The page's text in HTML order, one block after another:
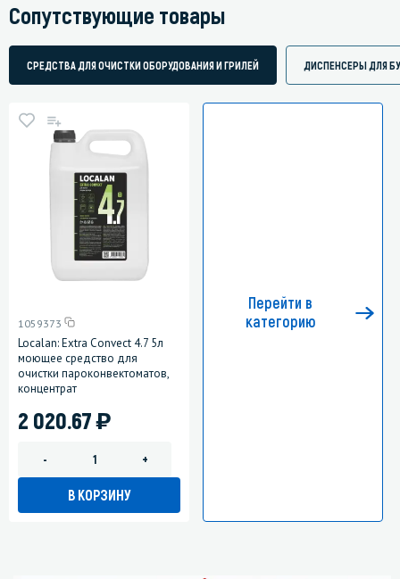
Сопутствующие товары
СРЕДСТВА ДЛЯ ОЧИСТКИ ОБОРУДОВАНИЯ И ГРИЛЕЙ ДИСПЕНСЕРЫ ДЛЯ
1059373
Localan: Extra Convect 4.7 5л
моющее средство для
очистки пароконвектоматов,
концентрат
2 020.67)
- +
В КОРЗИНУ
Перейти в
категорию